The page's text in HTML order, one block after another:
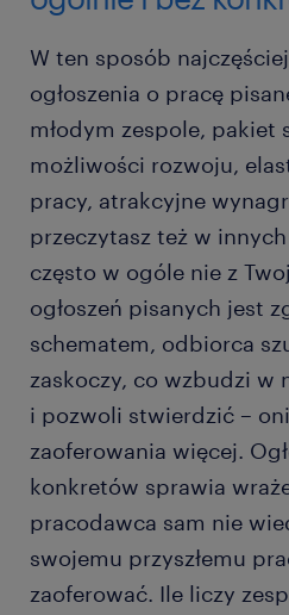
W ten sposób
ogłoszenia o pracę
młodym zespole, pakiet
możliwości rozwoju,
pracy, atrakcyjne
przeczytasz też w innych
często w ogóle nie z
ogłoszeń pisanych jest
schematem, odbiorca
zaskoczy, co wzbudzi w
i pozwoli stwierdzić –
zaoferowania więcej.
konkretów sprawia
pracodawca sam nie
swojemu przyszłemu
zaoferować. Ile liczy